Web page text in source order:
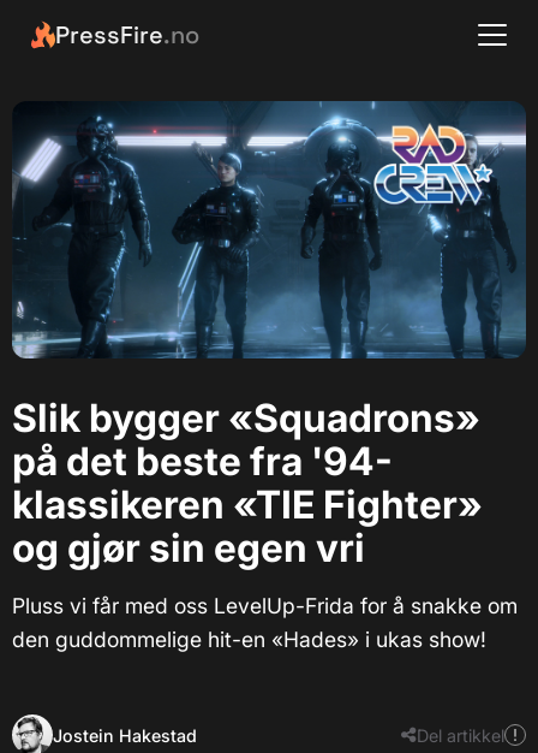
PressFire.no
Slik bygger «Squadrons»
på det beste fra '94-
klassikeren «TIE Fighter»
og gjør sin egen vri
Pluss vi får med oss LevelUp-Frida for å snakke om
den guddommelige hit-en «Hades» i ukas show!
Jostein Hakestad Del artikkel